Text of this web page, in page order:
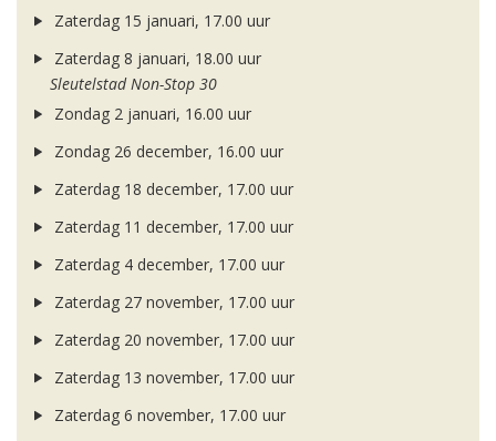
Zaterdag 15 januari, 17.00 uur
Zaterdag 8 januari, 18.00 uur
Sleutelstad Non-Stop 30
Zondag 2 januari, 16.00 uur
Zondag 26 december, 16.00 uur
Zaterdag 18 december, 17.00 uur
Zaterdag 11 december, 17.00 uur
Zaterdag 4 december, 17.00 uur
Zaterdag 27 november, 17.00 uur
Zaterdag 20 november, 17.00 uur
Zaterdag 13 november, 17.00 uur
Zaterdag 6 november, 17.00 uur